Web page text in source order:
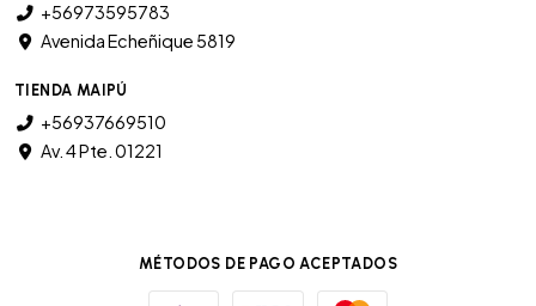
+56973595783
Avenida Echeñique 5819
TIENDA MAIPÚ
+56937669510
Av. 4 Pte. 01221
MÉTODOS DE PAGO ACEPTADOS